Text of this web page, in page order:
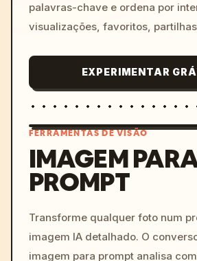
palavras-chave e ordena por
visualizações, favoritos,
EXPERIMENTAR
FERRAMENTAS DE VISÃO
IMAGEM
PROMPT
Transforme qualquer foto num
imagem IA detalhado. O
imagem para prompt analisa